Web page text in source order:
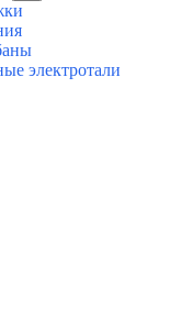
электротали